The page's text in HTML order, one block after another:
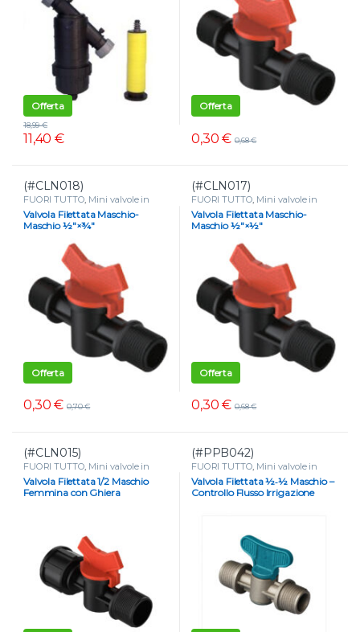
Offerta
11,40€
18,99€
Offerta
0,30€ 0,68€
(#CLN018)
FUORI TUTTO, Mini valvole in
plastica ,Mini valvole portagomma
e tape,VALVOLE
Valvola Filettata Maschio-
Maschio ½″×¾″
Offerta
0,30€ 0,70€
(#CLN017)
FUORI TUTTO, Mini valvole in
plastica ,Mini valvole portagomma
e tape,VALVOLE
Valvola Filettata Maschio-
Maschio ½″×½″
Offerta
0,30€ 0,68€
(#CLN015)
FUORI TUTTO, Mini valvole in
plastica ,Mini valvole portagomma
e tape,VALVOLE
Valvola Filettata 1/2 Maschio
Femmina con Ghiera
(#PPB042)
FUORI TUTTO, Mini valvole in
plastica ,VALVOLE
Valvola Filettata ½‑½ Maschio –
Controllo Flusso Irrigazione